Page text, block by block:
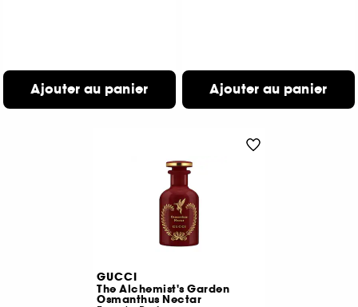
Ajouter au panier Ajouter au panier
GUCCI
The Alchemist's Garden
Osmanthus Nectar